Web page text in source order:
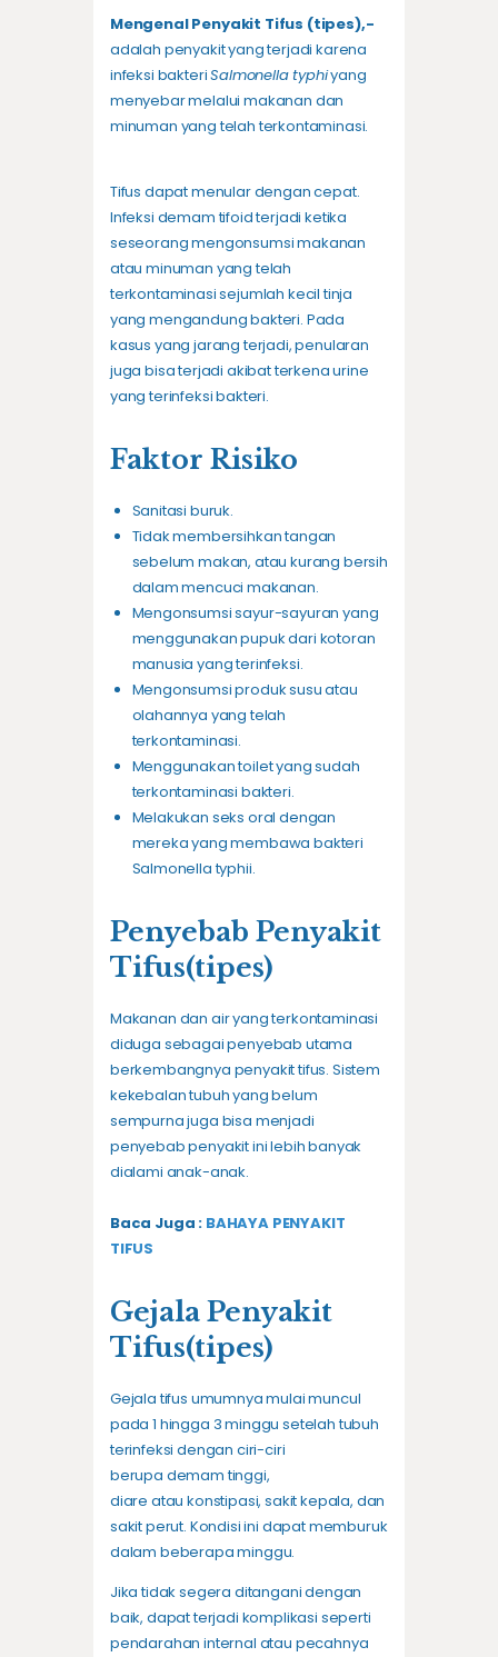
Mengenal Penyakit Tifus (tipes),-
adalah penyakit yang terjadi karena
infeksi bakteriSalmonella typhiyang
menyebar melalui makanan dan
minuman yang telah terkontaminasi.
Tifus dapat menular dengan cepat.
Infeksi demam tifoid terjadi ketika
seseorang mengonsumsi makanan
atau minuman yang telah
terkontaminasi sejumlah kecil tinja
yang mengandung bakteri. Pada
kasus yang jarang terjadi, penularan
juga bisa terjadi akibat terkena urine
yang terinfeksi bakteri.
Faktor Risiko
Sanitasi buruk.
Tidak membersihkan tangan
sebelum makan, atau kurang bersih
dalam mencuci makanan.
Mengonsumsi sayur-sayuran yang
menggunakan pupuk dari kotoran
manusia yang terinfeksi.
Mengonsumsi produk susu atau
olahannya yang telah
terkontaminasi.
Menggunakan toilet yang sudah
terkontaminasi bakteri.
Melakukan seks oral dengan
mereka yang membawa bakteri
Salmonella typhii.
Penyebab Penyakit
Tifus(tipes)
Makanan dan air yang terkontaminasi
diduga sebagai penyebab utama
berkembangnya penyakit tifus. Sistem
kekebalan tubuh yang belum
sempurna juga bisa menjadi
penyebab penyakit ini lebih banyak
dialami anak-anak.
Baca Juga : BAHAYA PENYAKIT
TIFUS
Gejala Penyakit
Tifus(tipes)
Gejala tifus umumnya mulai muncul
pada 1 hingga 3 minggu setelah tubuh
terinfeksi dengan ciri-ciri
berupa demam tinggi,
diare atau konstipasi, sakit kepala, dan
sakit perut. Kondisi ini dapat memburuk
dalam beberapa minggu.
Jika tidak segera ditangani dengan
baik, dapat terjadi komplikasi seperti
pendarahan internal atau pecahnya